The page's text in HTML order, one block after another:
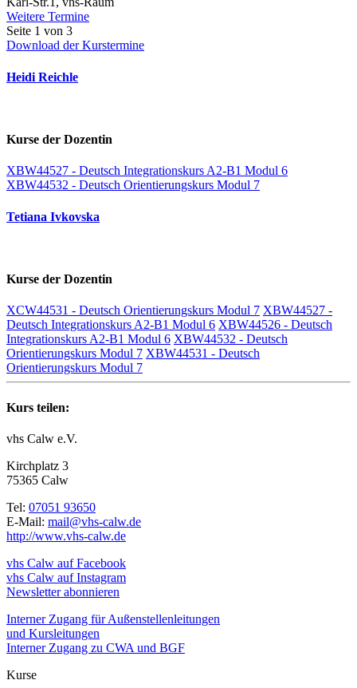
Weitere Termine
Seite 1 von 3
Download der Kurstermine
Heidi Reichle
Kurse der Dozentin
XBW44527 - Deutsch Integrationskurs A2-B1 Modul 6
XBW44532 - Deutsch Orientierungskurs Modul 7
Tetiana Ivkovska
Kurse der Dozentin
XCW44531 - Deutsch Orientierungskurs Modul 7 XBW44527 -
Deutsch Integrationskurs A2-B1 Modul 6 XBW44526 - Deutsch
Integrationskurs A2-B1 Modul 6 XBW44532 - Deutsch
Orientierungskurs Modul 7 XBW44531 - Deutsch
Orientierungskurs Modul 7
Kurs teilen:
vhs Calw e.V.
Kirchplatz 3
75365 Calw
Tel: 07051 93650
E-Mail: mail@vhs-calw.de
http://www.vhs-calw.de
vhs Calw auf Facebook
vhs Calw auf Instagram
Newsletter abonnieren
Interner Zugang für Außenstellenleitungen
und Kursleitungen
Interner Zugang zu CWA und BGF
Kurse